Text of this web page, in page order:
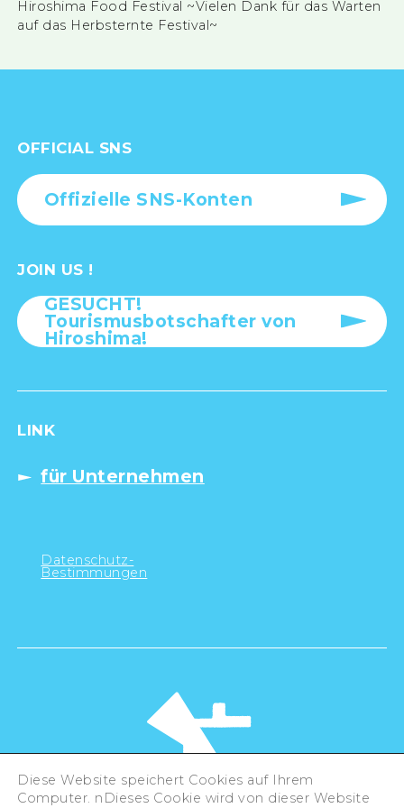
Hiroshima Food Festival ~Vielen Dank für das Warten
auf das Herbsternte Festival~
OFFICIAL SNS
Offizielle SNS-Konten
JOIN US !
GESUCHT!
Tourismusbotschafter von
Hiroshima!
LINK
für Unternehmen
Datenschutz-
Bestimmungen
Diese Website speichert Cookies auf Ihrem
Computer. nDieses Cookie wird von dieser Website